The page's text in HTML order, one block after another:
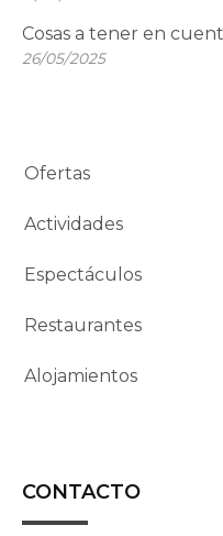
Cosas a tener en
26/05/2025
Ofertas
Actividades
Espectáculos
Restaurantes
Alojamientos
CONTACTO